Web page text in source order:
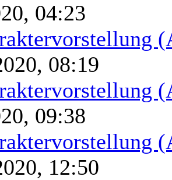
04:23
08:19
09:38
12:50